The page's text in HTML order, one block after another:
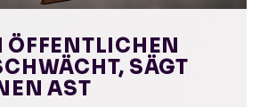
ÖFFENTLICHEN
SÄGT
AST